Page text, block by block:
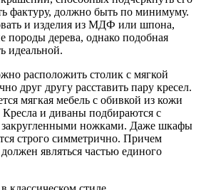
фактуру, должно быть по минимуму.
и изделия из МДФ или шпона,
дерева, однако подобная
идеальной.
расположить столик с мягкой
друг другу расставить пару кресел.
мягкая мебель с обивкой из кожи
и диваны подбираются с
ножками. Даже шкафы
строго симметрично. Причем
являться частью единого